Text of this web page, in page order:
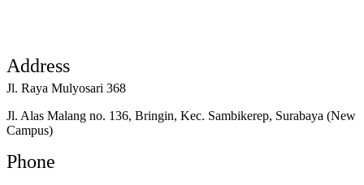
Address
Jl. Raya Mulyosari 368
Jl. Alas Malang no. 136, Bringin, Kec. Sambikerep, Surabaya (New
Campus)
Phone